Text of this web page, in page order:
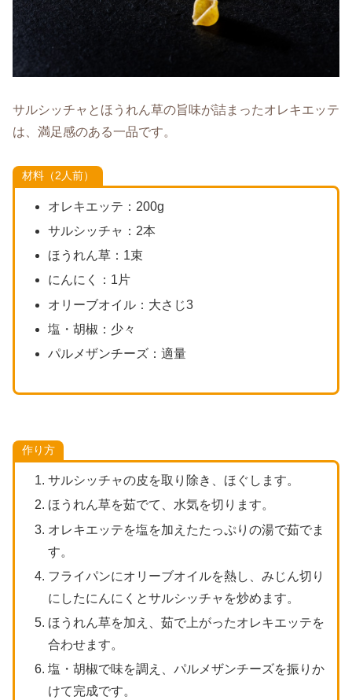
サルシッチャとほうれん草の旨味が詰まったオレキエッテ
は、満足感のある一品です。
材料（2人前）
オレキエッテ：200g
サルシッチャ：2本
ほうれん草：1束
にんにく：1片
オリーブオイル：大さじ3
塩・胡椒：少々
パルメザンチーズ：適量
作り方
サルシッチャの皮を取り除き、ほぐします。
ほうれん草を茹でて、水気を切ります。
オレキエッテを塩を加えたたっぷりの湯で茹でま
す。
フライパンにオリーブオイルを熱し、みじん切り
にしたにんにくとサルシッチャを炒めます。
ほうれん草を加え、茹で上がったオレキエッテを
合わせます。
塩・胡椒で味を調え、パルメザンチーズを振りか
けて完成です。